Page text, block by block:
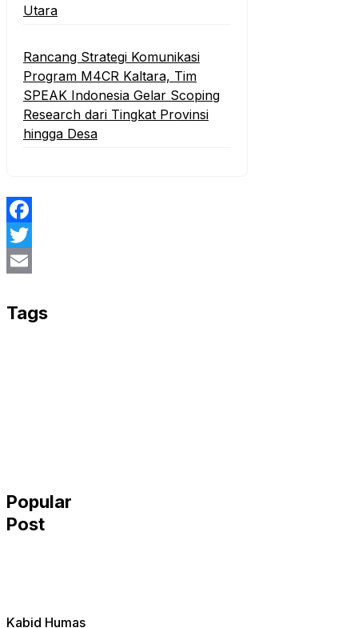
Utara
Rancang Strategi Komunikasi
Program M4CR Kaltara, Tim
SPEAK Indonesia Gelar Scoping
Research dari Tingkat Provinsi
hingga Desa
Facebook
Twitter
Tags
Popular
Post
Kabid Humas